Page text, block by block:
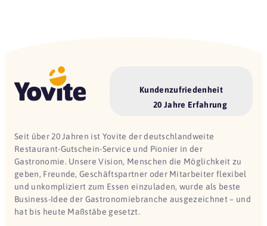
Kundenzufriedenheit
20 Jahre Erfahrung
Seit über 20 Jahren ist Yovite der deutschlandweite
Restaurant-Gutschein-Service und Pionier in der
Gastronomie. Unsere Vision, Menschen die Möglichkeit zu
geben, Freunde, Geschäftspartner oder Mitarbeiter flexibel
und unkompliziert zum Essen einzuladen, wurde als beste
Business-Idee der Gastronomiebranche ausgezeichnet – und
hat bis heute Maßstäbe gesetzt.